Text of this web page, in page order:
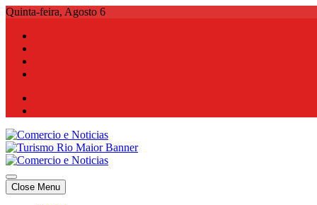
Skip
content
Quinta-feira, Agosto 6
Comercio e Noticias
Notícias e Publicidade Online
Comercio e Noticias
Notícias e Publicidade Online
Close Menu